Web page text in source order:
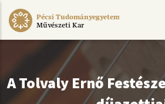
Ugrás
Pécsi Tudományegyetem
Művészeti Kar
A Tolvaly Ernő